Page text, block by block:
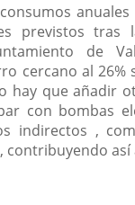
previstos tras
de
cercano al 26%
hay que añadir
con bombas
indirectos ,
contribuyendo